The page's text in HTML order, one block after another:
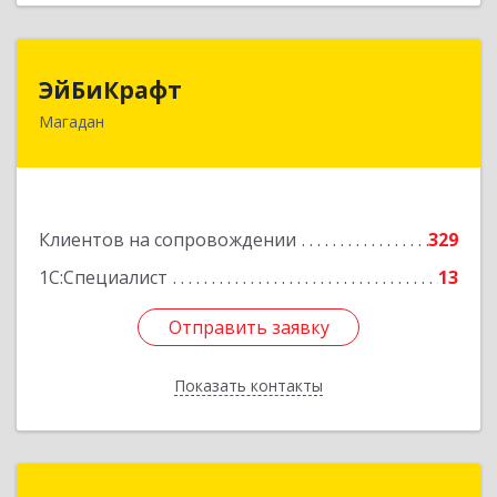
ЭйБиКрафт
Магадан
Клиентов на сопровождении
329
1С:Специалист
13
Отправить заявку
Показать контакты
685000, Магаданская обл, Магадан г, Полярная
Отправить заявку
Назад